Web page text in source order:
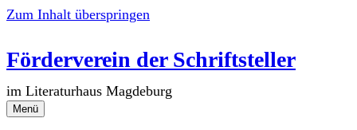
Zum Inhalt überspringen
Förderverein der Schriftsteller
im Literaturhaus Magdeburg
Menü